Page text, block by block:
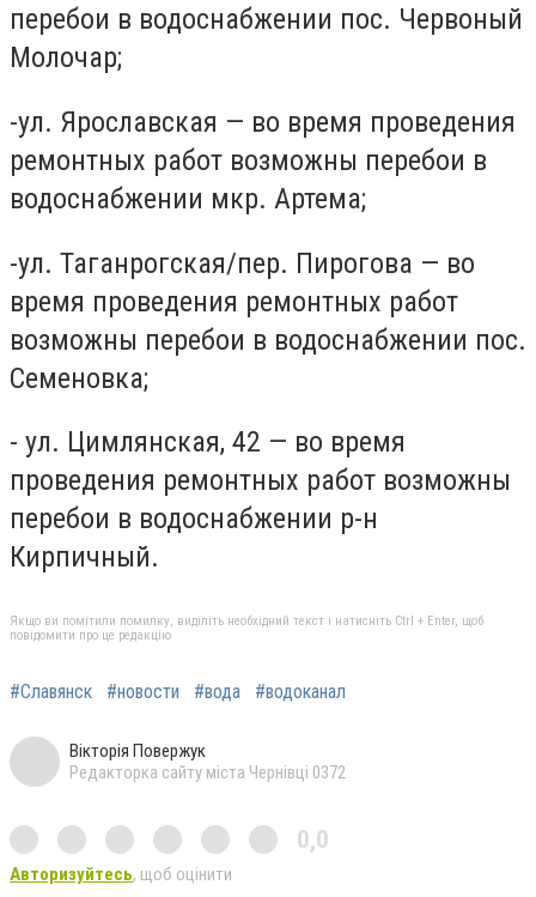
перебои в водоснабжении пос. Червоный
Молочар;
-ул. Ярославская — во время проведения
ремонтных работ возможны перебои в
водоснабжении мкр. Артема;
-ул. Таганрогская/пер. Пирогова — во
время проведения ремонтных работ
возможны перебои в водоснабжении пос.
Семеновка;
- ул. Цимлянская, 42 — во время
проведения ремонтных работ возможны
перебои в водоснабжении р-н
Кирпичный.
Якщо ви помітили помилку, виділіть необхідний текст і натисніть Ctrl + Enter, щоб
повідомити про це редакцію
#Славянск #новости #вода #водоканал
Вікторія Повержук
Редакторка сайту міста Чернівці 0372
0,0
Авторизуйтесь, щоб оцінити